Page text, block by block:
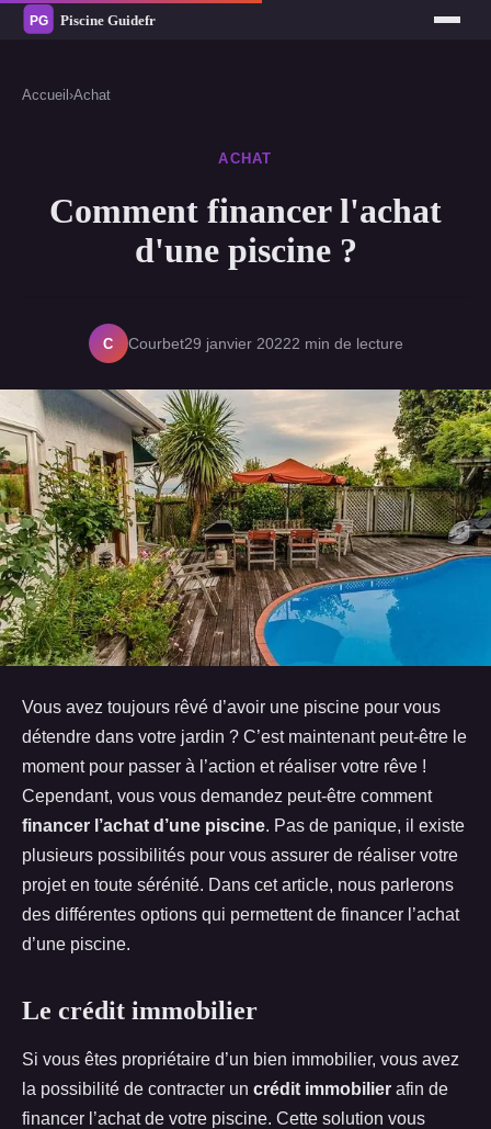
Accueil ›Achat
ACHAT
Comment financer l'achat
d'une piscine ?
C Courbet29 janvier 20222 min de lecture
Vous avez toujours rêvé d’avoir une piscine pour vous
détendre dans votre jardin ? C’est maintenant peut-être le
moment pour passer à l’action et réaliser votre rêve !
Cependant, vous vous demandez peut-être comment
financer l’achat d’une piscine. Pas de panique, il existe
plusieurs possibilités pour vous assurer de réaliser votre
projet en toute sérénité. Dans cet article, nous parlerons
des différentes options qui permettent de financer l’achat
d’une piscine.
Le crédit immobilier
Si vous êtes propriétaire d’un bien immobilier, vous avez
la possibilité de contracter un crédit immobilier afin de
financer l’achat de votre piscine. Cette solution vous